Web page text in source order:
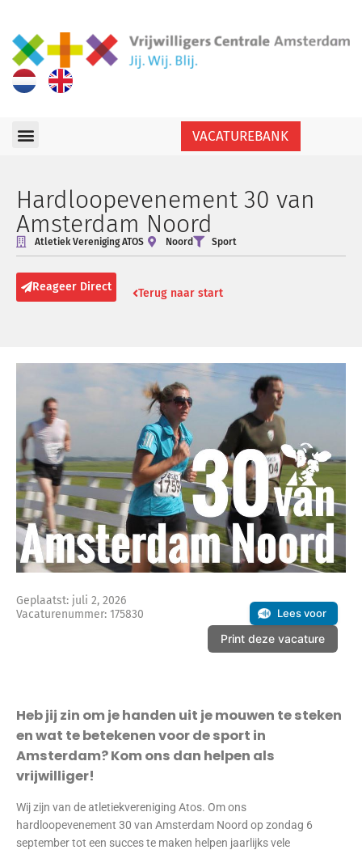
VACATUREBANK
Hardloopevenement 30 van
Amsterdam Noord
Atletiek Vereniging ATOS Noord Sport
Reageer Direct Terug naar start
Geplaatst: juli 2, 2026
Vacaturenummer: 175830
Print deze vacature
Lees voor
Heb jij zin om je handen uit je mouwen te steken
en wat te betekenen voor de sport in
Amsterdam? Kom ons dan helpen als
vrijwilliger!
Wij zijn van de atletiekvereniging Atos. Om ons
hardloopevenement 30 van Amsterdam Noord op zondag 6
september tot een succes te maken helpen jaarlijks vele